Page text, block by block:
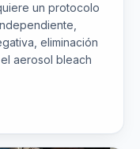
un protocolo
eliminación
aerosol bleach